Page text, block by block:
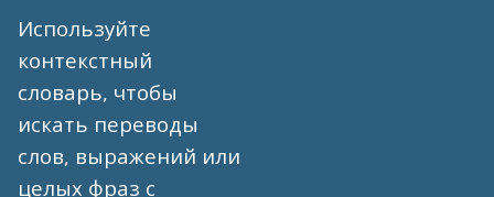
Используйте
контекстный
словарь, чтобы
искать переводы
слов, выражений или
целых фраз с